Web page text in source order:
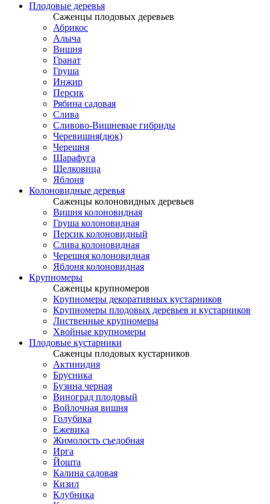
Плодовые деревья
Саженцы плодовых деревьев
Абрикос
Алыча
Вишня
Гранат
Груша
Инжир
Персик
Рябина садовая
Слива
Сливово-Вишневые гибриды
Черевишня(дюк)
Черешня
Шарафуга
Шелковица
Яблоня
Колоновидные деревья
Саженцы колоновидных деревьев
Вишня колоновидная
Груша колоновидная
Персик колоновидный
Слива колоновидная
Черешня колоновидная
Яблоня колоновидная
Крупномеры
Саженцы крупномеров
Крупномеры декоративных кустарников
Крупномеры плодовых деревьев и кустарников
Лиственные крупномеры
Хвойные крупномеры
Плодовые кустарники
Саженцы плодовых кустарников
Актинидия
Брусника
Бузина черная
Виноград плодовый
Войлочная вишня
Голубика
Ежевика
Жимолость съедобная
Ирга
Йошта
Калина садовая
Кизил
Клубника